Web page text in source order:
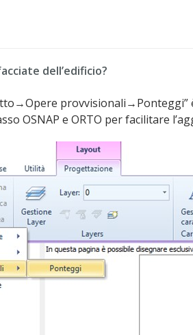
dell’edificio?
provvisionali→Ponteggi”
OSNAP e ORTO per facilitare